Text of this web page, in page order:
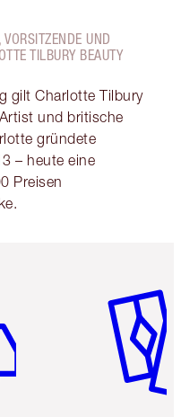
UND
TILBURY BEAUTY
gilt Charlotte Tilbury
und britische
gründete
– heute eine
Preisen